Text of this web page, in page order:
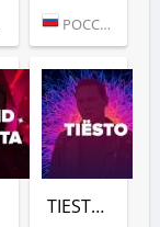
РОССИЯ (МОСКВА)
TIESTO (DFM)